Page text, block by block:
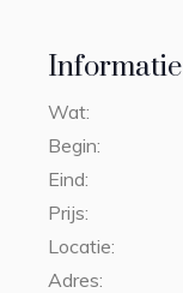
Informatie
Wat:
Begin:
Eind:
Prijs:
Locatie:
Adres: